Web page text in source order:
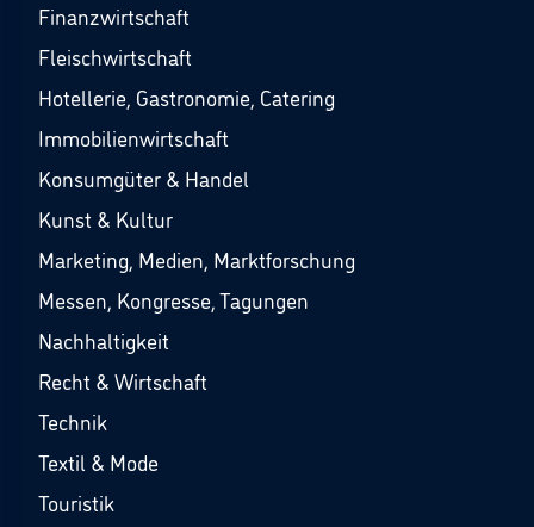
Finanzwirtschaft
Fleischwirtschaft
Hotellerie, Gastronomie, Catering
Immobilienwirtschaft
Konsumgüter & Handel
Kunst & Kultur
Marketing, Medien, Marktforschung
Messen, Kongresse, Tagungen
Nachhaltigkeit
Recht & Wirtschaft
Technik
Textil & Mode
Touristik